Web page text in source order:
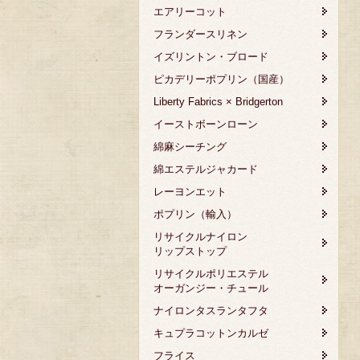
エアリーコット
フランダースリネン
イズリントン・ブロード
ピカデリーポプリン（国産）
Liberty Fabrics × Bridgerton
イーストボーンローン
綿麻シーチング
綿エステルジャカード
レーヨンエット
ポプリン（輸入）
リサイクルナイロン
リップストップ
リサイクルポリエステル
オーガンジー・チュール
ナイロンタスランタフタ
キュプラコットンカルゼ
フライス